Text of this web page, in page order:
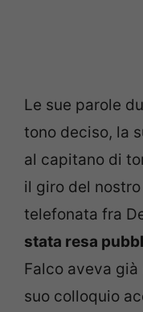
Le sue parole
tono deciso, la
al capitano di
il giro del nostro
telefonata fra
stata resa
Falco aveva
suo colloquio